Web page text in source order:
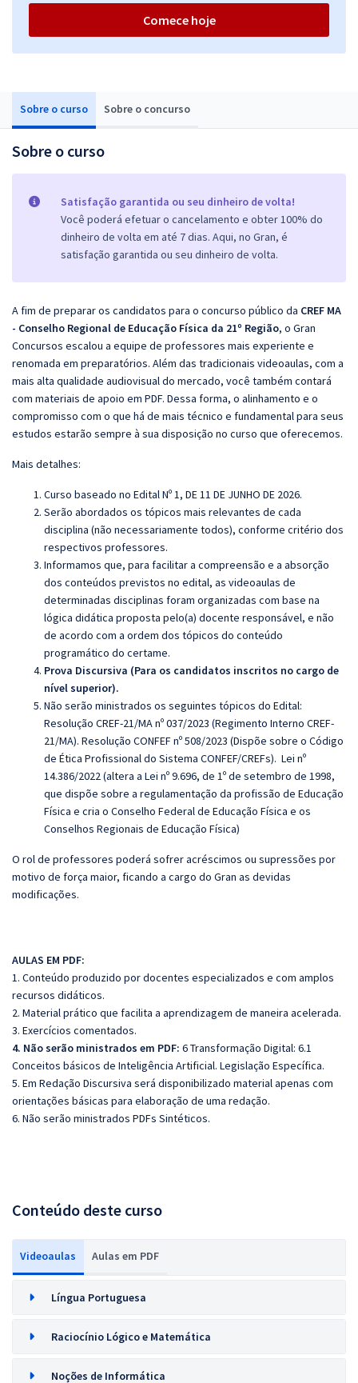
Sobre o curso Sobre o concurso
Sobre o curso
Satisfação garantida ou seu dinheiro de volta!
Você poderá efetuar o cancelamento e obter 100% do
dinheiro de volta em até 7 dias. Aqui, no Gran, é
satisfação garantida ou seu dinheiro de volta.
A fim de preparar os candidatos para o concurso público da CREF MA
- Conselho Regional de Educação Física da 21º Região, o Gran
Concursos escalou a equipe de professores mais experiente e
renomada em preparatórios. Além das tradicionais videoaulas, com a
mais alta qualidade audiovisual do mercado, você também contará
com materiais de apoio em PDF. Dessa forma, o alinhamento e o
compromisso com o que há de mais técnico e fundamental para seus
estudos estarão sempre à sua disposição no curso que oferecemos.
Mais detalhes:
Curso baseado no Edital Nº 1, DE 11 DE JUNHO DE 2026.
Serão abordados os tópicos mais relevantes de cada
disciplina (não necessariamente todos), conforme critério dos
respectivos professores.
Informamos que, para facilitar a compreensão e a absorção
dos conteúdos previstos no edital, as videoaulas de
determinadas disciplinas foram organizadas com base na
lógica didática proposta pelo(a) docente responsável, e não
de acordo com a ordem dos tópicos do conteúdo
programático do certame.
Prova Discursiva (Para os candidatos inscritos no cargo de
nível superior).
Não serão ministrados os seguintes tópicos do Edital:
Resolução CREF-21/MA nº 037/2023 (Regimento Interno CREF-
21/MA). Resolução CONFEF nº 508/2023 (Dispõe sobre o Código
de Ética Profissional do Sistema CONFEF/CREFs). Lei nº
14.386/2022 (altera a Lei nº 9.696, de 1º de setembro de 1998,
que dispõe sobre a regulamentação da profissão de Educação
Física e cria o Conselho Federal de Educação Física e os
Conselhos Regionais de Educação Física)
O rol de professores poderá sofrer acréscimos ou supressões por
motivo de força maior, ficando a cargo do Gran as devidas
modificações.
AULAS EM PDF:
1. Conteúdo produzido por docentes especializados e com amplos
recursos didáticos.
2. Material prático que facilita a aprendizagem de maneira acelerada.
3. Exercícios comentados.
4. Não serão ministrados em PDF: 6 Transformação Digital: 6.1
Conceitos básicos de Inteligência Artificial. Legislação Específica.
5. Em Redação Discursiva será disponibilizado material apenas com
orientações básicas para elaboração de uma redação.
6. Não serão ministrados PDFs Sintéticos.
Conteúdo deste curso
Videoaulas Aulas em PDF
Língua Portuguesa
Raciocínio Lógico e Matemática
Noções de Informática
Comece hoje